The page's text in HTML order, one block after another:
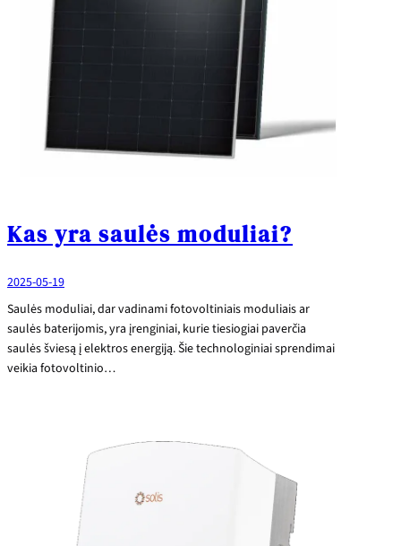
Kas yra saulės moduliai?
2025-05-19
Saulės moduliai, dar vadinami fotovoltiniais moduliais ar
saulės baterijomis, yra įrenginiai, kurie tiesiogiai paverčia
saulės šviesą į elektros energiją. Šie technologiniai sprendimai
veikia fotovoltinio…